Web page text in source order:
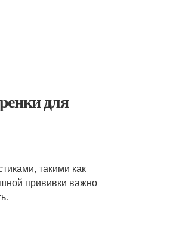
для
такими как
прививки важно